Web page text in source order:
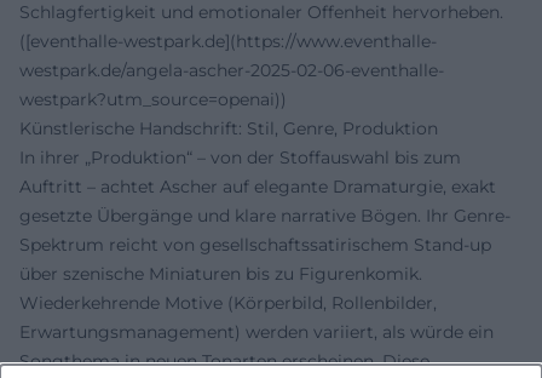
Schlagfertigkeit und emotionaler Offenheit hervorheben.
([eventhalle-westpark.de](https://www.eventhalle-
westpark.de/angela-ascher-2025-02-06-eventhalle-
westpark?utm_source=openai))
Künstlerische Handschrift: Stil, Genre, Produktion
In ihrer „Produktion“ – von der Stoffauswahl bis zum
Auftritt – achtet Ascher auf elegante Dramaturgie, exakt
gesetzte Übergänge und klare narrative Bögen. Ihr Genre-
Spektrum reicht von gesellschaftssatirischem Stand-up
über szenische Miniaturen bis zu Figurenkomik.
Wiederkehrende Motive (Körperbild, Rollenbilder,
Erwartungsmanagement) werden variiert, als würde ein
Songthema in neuen Tonarten erscheinen. Diese